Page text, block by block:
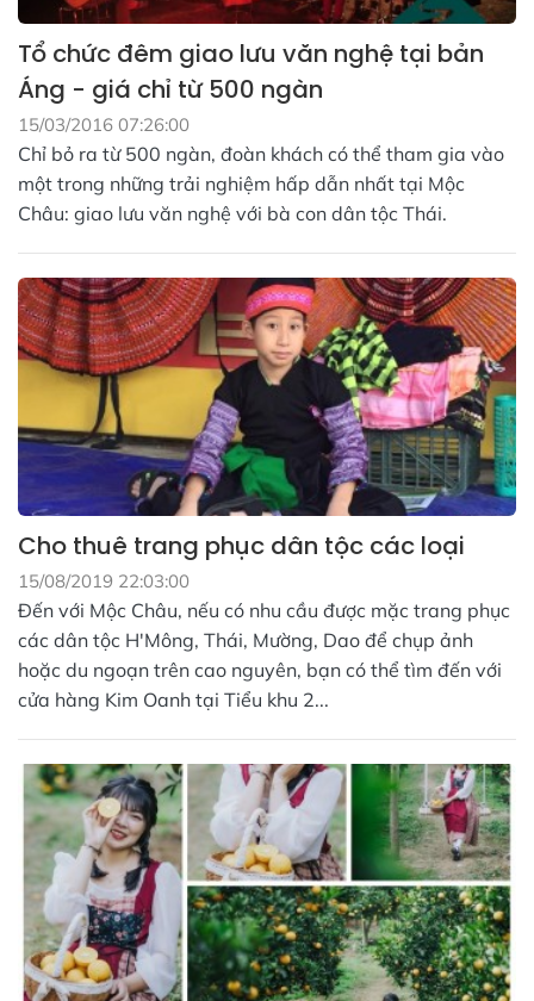
Tổ chức đêm giao lưu văn nghệ tại bản
Áng - giá chỉ từ 500 ngàn
15/03/2016 07:26:00
Chỉ bỏ ra từ 500 ngàn, đoàn khách có thể tham gia vào
một trong những trải nghiệm hấp dẫn nhất tại Mộc
Châu: giao lưu văn nghệ với bà con dân tộc Thái.
Cho thuê trang phục dân tộc các loại
15/08/2019 22:03:00
Đến với Mộc Châu, nếu có nhu cầu được mặc trang phục
các dân tộc H'Mông, Thái, Mường, Dao để chụp ảnh
hoặc du ngoạn trên cao nguyên, bạn có thể tìm đến với
cửa hàng Kim Oanh tại Tiểu khu 2...